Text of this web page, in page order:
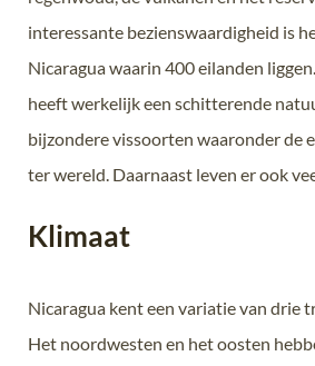
interessante bezienswaardigheid is
Nicaragua waarin 400 eilanden
heeft werkelijk een schitterende
bijzondere vissoorten waaronder de
ter wereld. Daarnaast leven er ook
Klimaat
Nicaragua kent een variatie van drie
Het noordwesten en het oosten